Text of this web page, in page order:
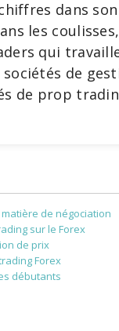
dans
les
qui
sociétés de
de prop
de négociation
sur le Forex
de prix
Forex
débutants